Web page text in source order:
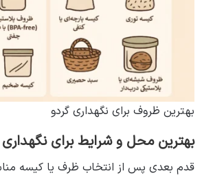
بهترین ظروف برای نگهداری گردو
بهترین محل و شرایط برای
قدم بعدی پس از انتخاب ظرف یا کیسه